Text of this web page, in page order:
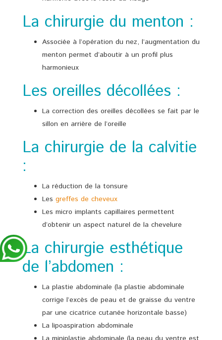
La chirurgie du menton :
Associée à l’opération du nez, l’augmentation du
menton permet d’aboutir à un profil plus
harmonieux
Les oreilles décollées :
La correction des oreilles décollées se fait par le
sillon en arrière de l’oreille
La chirurgie de la calvitie
:
La réduction de la tonsure
Les greffes de cheveux
Les micro implants capillaires permettent
d’obtenir un aspect naturel de la chevelure
La chirurgie esthétique
de l’abdomen :
La plastie abdominale (la plastie abdominale
corrige l’excès de peau et de graisse du ventre
par une cicatrice cutanée horizontale basse)
La lipoaspiration abdominale